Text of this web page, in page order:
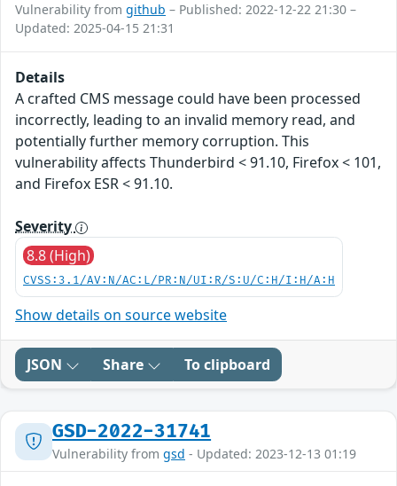
Vulnerability from github – Published: 2022-12-22 21:30 –
Updated: 2025-04-15 21:31
Details
A crafted CMS message could have been processed
incorrectly, leading to an invalid memory read, and
potentially further memory corruption. This
vulnerability affects Thunderbird < 91.10, Firefox < 101,
and Firefox ESR < 91.10.
Severity
8.8 (High)
CVSS:3.1/AV:N/AC:L/PR:N/UI:R/S:U/C:H/I:H/A:H
Show details on source website
JSON Share To clipboard
GSD-2022-31741
Vulnerability from gsd - Updated: 2023-12-13 01:19